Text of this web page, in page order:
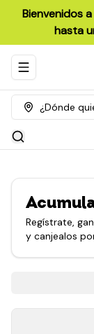
Bienvenidos
hasta
Abrir menu de
¿Dónde
Regístrate,
y canjealos